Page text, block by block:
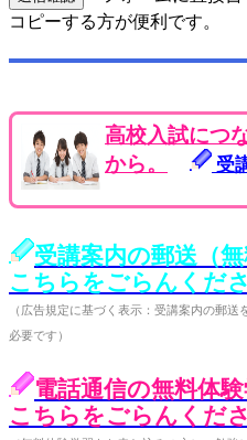
コピーする方が便利です。
高校入試につ
から。
受
受講案内の郵送（
こちらをごらんくださ
（広告規定に基づく表示：受講案内の郵
必要です）
電話通信の無料体
こちらをごらんくださ